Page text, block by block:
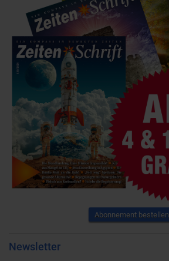
Abonnement bestellen
Newsletter